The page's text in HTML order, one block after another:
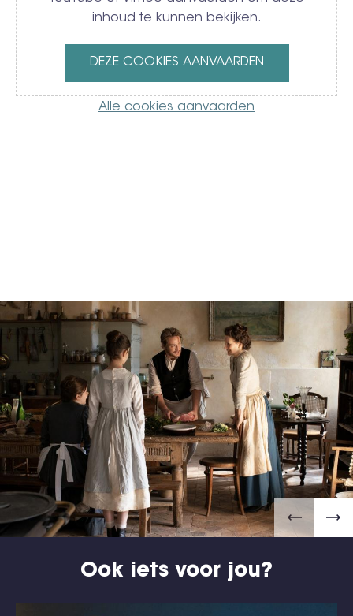
inhoud te kunnen bekijken.
DEZE COOKIES AANVAARDEN
Alle cookies aanvaarden
Ook iets voor jou?